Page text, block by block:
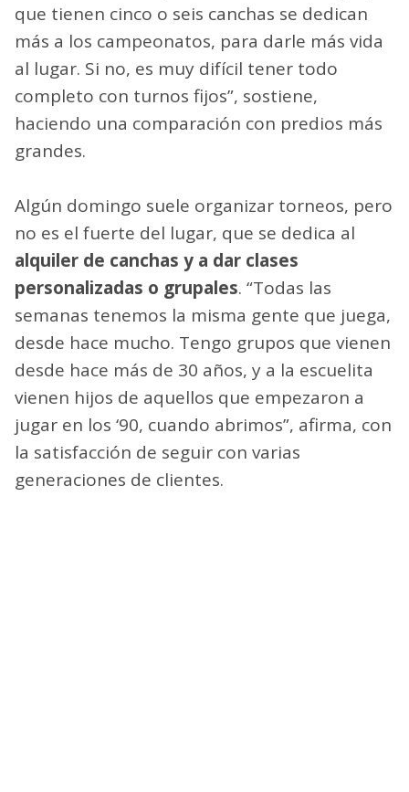
que tienen cinco o seis canchas se dedican
más a los campeonatos, para darle más vida
al lugar. Si no, es muy difícil tener todo
completo con turnos fijos”, sostiene,
haciendo una comparación con predios más
grandes.
Algún domingo suele organizar torneos, pero
no es el fuerte del lugar, que se dedica al
alquiler de canchas y a dar clases
personalizadas o grupales. “Todas las
semanas tenemos la misma gente que juega,
desde hace mucho. Tengo grupos que vienen
desde hace más de 30 años, y a la escuelita
vienen hijos de aquellos que empezaron a
jugar en los ‘90, cuando abrimos”, afirma, con
la satisfacción de seguir con varias
generaciones de clientes.